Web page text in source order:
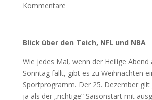
Kommentare
Blick über den Teich, NFL und NBA
Wie jedes Mal, wenn der Heilige Abend
Sonntag fällt, gibt es zu Weihnachten
Sportprogramm. Der 25. Dezember
ja als der „richtige“ Saisonstart mit